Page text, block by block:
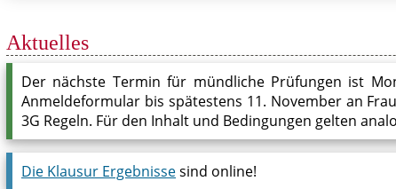
Aktuelles
Der nächste Termin für mündliche Prüfungen ist
Anmeldeformular bis spätestens 11. November an
3G Regeln. Für den Inhalt und Bedingungen gelten
Die Klausur Ergebnissesind online!